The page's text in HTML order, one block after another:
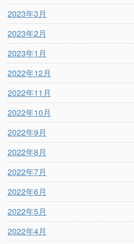
2023年3月
2023年2月
2023年1月
2022年12月
2022年11月
2022年10月
2022年9月
2022年8月
2022年7月
2022年6月
2022年5月
2022年4月